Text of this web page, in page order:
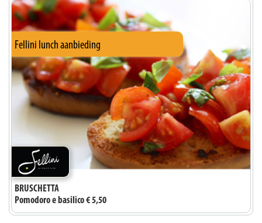
Fellini lunch aanbieding
BRUSCHETTA
Pomodoro e basilico € 5,50